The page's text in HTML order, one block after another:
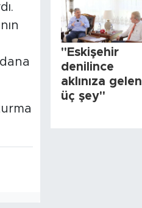
"Eskişehir
denilince
aklınıza gelen
üç şey"